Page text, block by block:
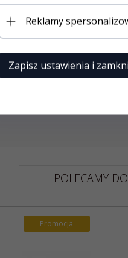
czyszczenie w pralni,, w
(zaścielenie)
POLECAMY
Promocja
Reklamy
Zapisz ustawienia i